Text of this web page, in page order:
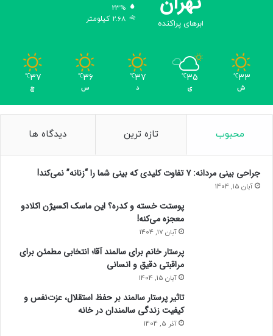
و
د
ابرهای پراکنده
23%
2.68 کیلومتر
33
℃
ش
35
℃
ی
37
℃
د
36
℃
س
37
℃
چ
محبوب تازه ترین دیدگاه ها
جراحی بینی مردانه: ۷ تفاوت کلیدی که بینی شما را “زنانه” نمی‌کند!
آبان 15, 1404
پوستت خسته و کدره؟ این ماسک اکسیژن اکلادو
معجزه می‌کنه!
آبان 17, 1404
پرستار خانم برای سالمند آقا؛ انتخابی مطمئن برای
مراقبتی دقیق و انسانی
آبان 15, 1404
تاثیر پرستار سالمند بر حفظ استقلال، عزت‌نفس و
کیفیت زندگی سالمندان در خانه
آذر 5, 1404